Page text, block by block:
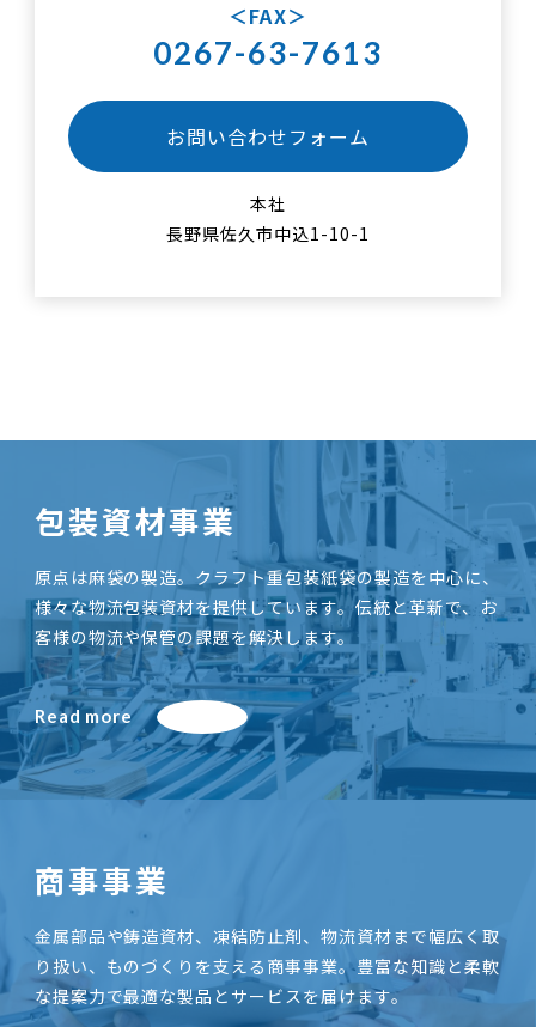
FAX
0267-63-7613
お問い合わせフォーム
本社
長野県佐久市中込1-10-1
包装資材事業
原点は麻袋の製造。クラフト重包装紙袋の製造を中心に、
様々な物流包装資材を提供しています。伝統と革新で、お
客様の物流や保管の課題を解決します。
Read more
商事事業
金属部品や鋳造資材、凍結防止剤、物流資材まで幅広く取
り扱い、ものづくりを支える商事事業。豊富な知識と柔軟
な提案力で最適な製品とサービスを届けます。